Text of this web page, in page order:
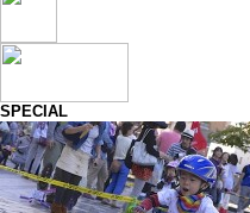
SPECIAL